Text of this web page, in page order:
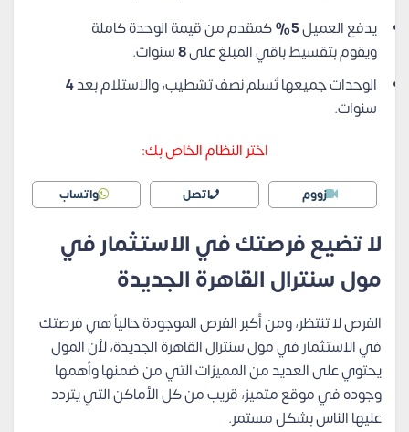
يدفع العميل5%
كمقدم من قيمة الوحدة كاملة
ويقوم بتقسيط باقي المبلغ على8سنوات.
الوحدات جميعها تُسلم نصف تشطيب، والاستلام بعد4
سنوات.
اختر النظام الخاص بك:
زووم اتصل واتساب
لا تضيع فرصتك في الاستثمار في
مول سنترال القاهرة الجديدة
الفرص لا تنتظر، ومن أكبر الفرص الموجودة حالياً هي فرصتك
في الاستثمار في مول سنترال القاهرة الجديدة، لأن المول
يحتوي على العديد من المميزات التي من ضمنها وأهمها
وجوده في موقع متميز، قريب من كل الأماكن التي يتردد
عليها الناس بشكل مستمر.